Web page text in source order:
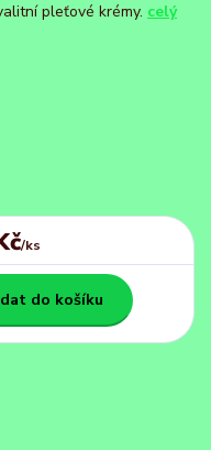
pleťové krémy. celý
/ks
do košíku